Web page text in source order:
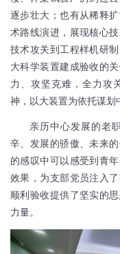
逐步壮大；也有从稀释
术路线演进，展现核心
技术攻关到工程样机研
大科学装置建成验收的
力、攻坚克难，全力攻
神，以大装置为依托谋划
亲历中心发展的老
辛、发展的骄傲、未来
的感叹中可以感受到青
效果，为支部党员注入
顺利验收提供了坚实的
力量。